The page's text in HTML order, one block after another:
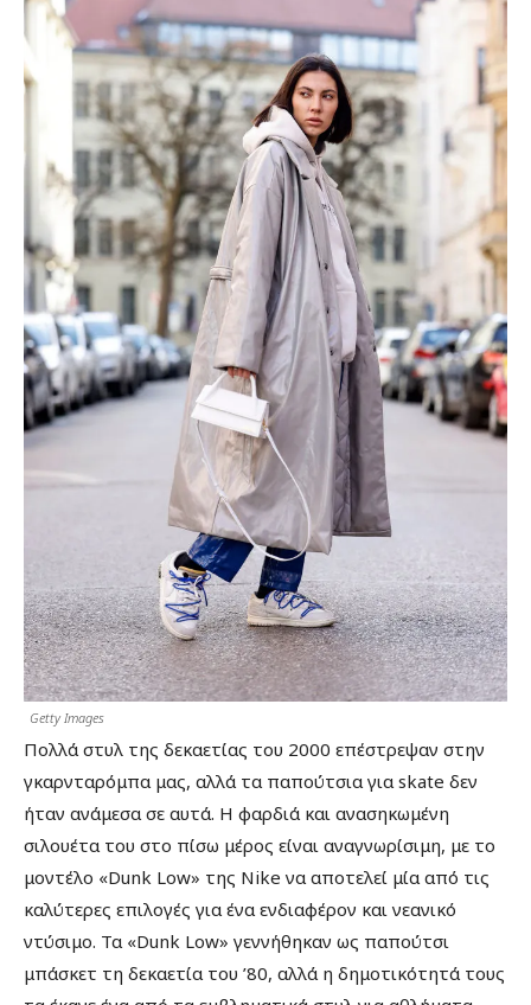
Getty Images
Πολλά στυλ της δεκαετίας του 2000 επέστρεψαν στην
γκαρνταρόμπα μας, αλλά τα παπούτσια για skate δεν
ήταν ανάμεσα σε αυτά. Η φαρδιά και ανασηκωμένη
σιλουέτα του στο πίσω μέρος είναι αναγνωρίσιμη, με το
μοντέλο «Dunk Low» της Nike να αποτελεί μία από τις
καλύτερες επιλογές για ένα ενδιαφέρον και νεανικό
ντύσιμο. Τα «Dunk Low» γεννήθηκαν ως παπούτσι
μπάσκετ τη δεκαετία του ’80, αλλά η δημοτικότητά τους